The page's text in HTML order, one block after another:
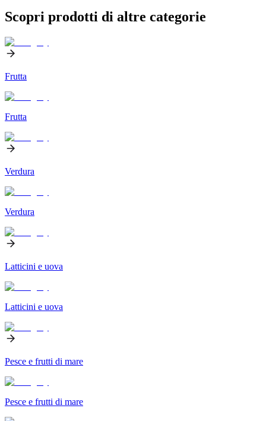
Scopri prodotti di altre categorie
Frutta
Frutta
Verdura
Verdura
Latticini e uova
Latticini e uova
Pesce e frutti di mare
Pesce e frutti di mare